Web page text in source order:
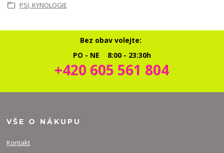
PSI, KYNOLOGIE
Bez obav volejte:
PO - NE 8:00 - 23:30h
+420 605 561 804
VŠE O NÁKUPU
Kontakt